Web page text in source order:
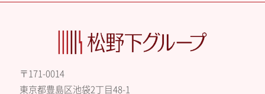
〒171-0014
東京都豊島区池袋2丁目48-1